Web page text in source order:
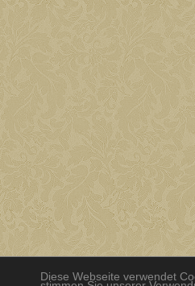
Diese Webseite verwendet